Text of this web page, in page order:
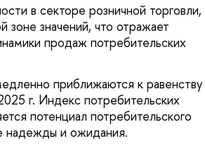
в секторе розничной торговли,
зоне значений, что отражает
продаж потребительских
приближаются к равенству
г. Индекс потребительских
потенциал потребительского
надежды и ожидания.